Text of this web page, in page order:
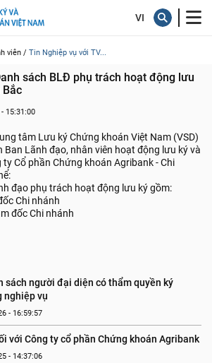
viên / Tin Nghiệp vụ với TV...
sách BLĐ phụ trách hoạt động lưu
Bắc
15:31:00
tâm Lưu ký Chứng khoán Việt Nam (VSD)
Ban Lãnh đạo, nhân viên hoạt động lưu ký và
Cổ phần Chứng khoán Agribank - Chi
đạo phụ trách hoạt động lưu ký gồm:
Chi nhánh
đốc Chi nhánh
sách người đại diện có thẩm quyền ký
nghiệp vụ
- 16:59:57
với Công ty cổ phần Chứng khoán Agribank
- 14:37:06